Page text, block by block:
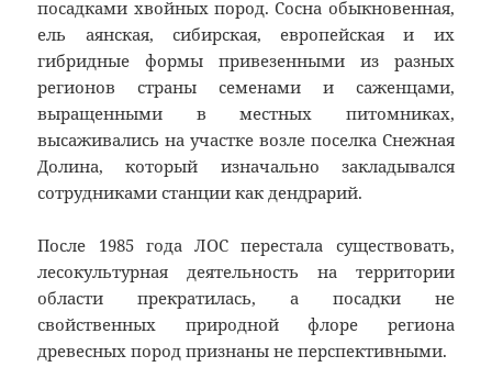
посадками хвойных пород. Сосна обыкновенная,
ель аянская, сибирская, европейская и их
гибридные формы привезенными из разных
регионов страны семенами и саженцами,
выращенными в местных питомниках,
высаживались на участке возле поселка Снежная
Долина, который изначально закладывался
сотрудниками станции как дендрарий.
После 1985 года ЛОС перестала существовать,
лесокультурная деятельность на территории
области прекратилась, а посадки не
свойственных природной флоре региона
древесных пород признаны не перспективными.